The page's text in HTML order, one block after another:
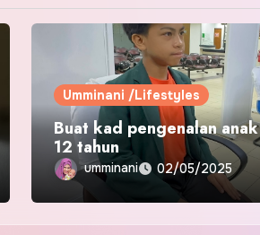
Umminani /Lifestyles
Buat kad pengenalan anak
12 tahun
umminani 02/05/2025